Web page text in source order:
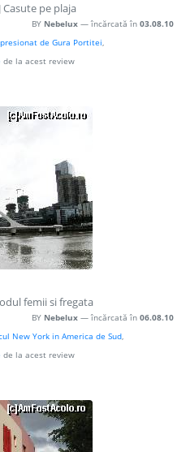
Casute pe plaja
BY Nebelux — încărcată în 03.08.10
de Gura Portitei,
de la acest review
femii si fregata
BY Nebelux — încărcată în 06.08.10
New York in America de Sud,
de la acest review